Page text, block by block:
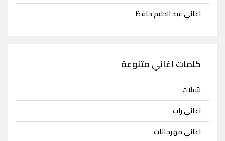
اغاني عبد الحليم حافظ
كلمات اغاني متنوعة
شيلات
اغاني راب
اغاني مهرجانات